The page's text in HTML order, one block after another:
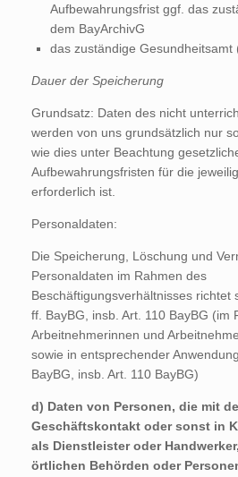
Aufbewahrungsfrist ggf. das
dem BayArchivG
das zuständige Gesundheitsamt
Dauer der Speicherung
Grundsatz: Daten des nicht
werden von uns grundsätzlich nur
wie dies unter Beachtung
Aufbewahrungsfristen für die
erforderlich ist.
Personaldaten:
Die Speicherung, Löschung und
Personaldaten im Rahmen des
Beschäftigungsverhältnisses richtet
ff. BayBG, insb. Art. 110 BayBG (im
Arbeitnehmerinnen und
sowie in entsprechender
BayBG, insb. Art. 110 BayBG)
d) Daten von Personen, die mit
Geschäftskontakt oder sonst in
als Dienstleister oder
örtlichen Behörden oder